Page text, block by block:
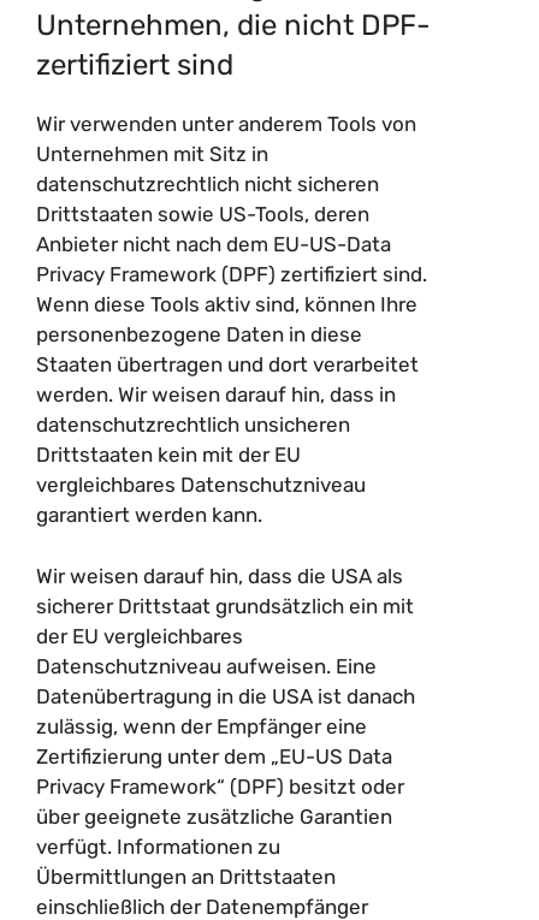
Unternehmen, die nicht DPF-
zertifiziert sind
Wir verwenden unter anderem Tools von
Unternehmen mit Sitz in
datenschutzrechtlich nicht sicheren
Drittstaaten sowie US-Tools, deren
Anbieter nicht nach dem EU-US-Data
Privacy Framework (DPF) zertifiziert sind.
Wenn diese Tools aktiv sind, können Ihre
personenbezogene Daten in diese
Staaten übertragen und dort verarbeitet
werden. Wir weisen darauf hin, dass in
datenschutzrechtlich unsicheren
Drittstaaten kein mit der EU
vergleichbares Datenschutzniveau
garantiert werden kann.
Wir weisen darauf hin, dass die USA als
sicherer Drittstaat grundsätzlich ein mit
der EU vergleichbares
Datenschutzniveau aufweisen. Eine
Datenübertragung in die USA ist danach
zulässig, wenn der Empfänger eine
Zertifizierung unter dem „EU-US Data
Privacy Framework“ (DPF) besitzt oder
über geeignete zusätzliche Garantien
verfügt. Informationen zu
Übermittlungen an Drittstaaten
einschließlich der Datenempfänger